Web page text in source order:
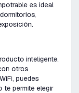
es ideal
inteligente.
otros
puedes
permite elegir